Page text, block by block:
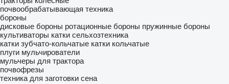
почвообрабатывающая техника
бороны
дисковые бороны ротационные бороны пружинные бороны
культиваторы катки сельхозтехника
катки зубчато-кольчатые катки кольчатые
плуги мульчирователи
мульчеры для трактора
почвофрезы
техника для заготовки сена